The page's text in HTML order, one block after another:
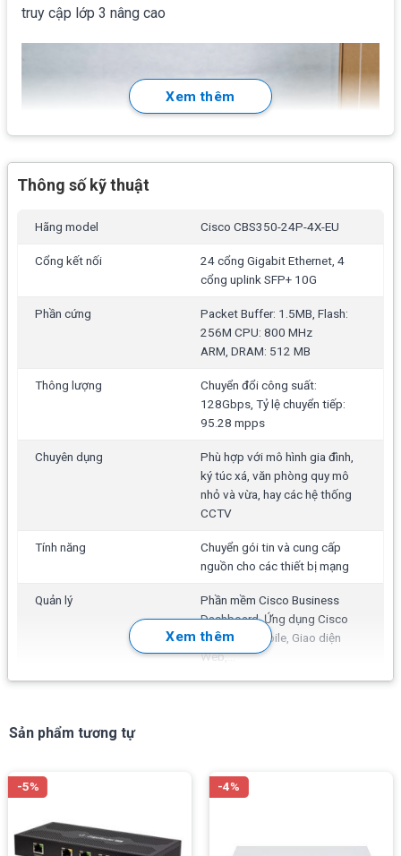
truy cập lớp 3 nâng cao
Hỗ trợ 24 cổng PoE Gigabit Ethernet, tổng công
4 cổng SFP+ 10G
Switching capacity:
Xem thêm
Thông số kỹ thuật
Hãng model Cisco CBS350-24P-4X-EU
Cổng kết nối
24 cổng Gigabit Ethernet, 4
cổng uplink SFP+ 10G
Phần cứng
Packet Buffer: 1.5MB, Flash:
256M CPU: 800 MHz
ARM, DRAM: 512 MB
Thông lượng
Chuyển đổi công suất:
128Gbps, Tỷ lệ chuyển tiếp:
95.28 mpps
Chuyên dụng
Phù hợp với mô hình gia đình,
ký túc xá, văn phòng quy mô
nhỏ và vừa, hay các hệ thống
CCTV
Tính năng
Chuyển gói tin và cung cấp
nguồn cho các thiết bị mạng
Quản lý
Phần mềm Cisco Business
Dashboard, Ứng dụng Cisco
Business mobile, Giao diện
Web,...
Bảo mật
ACLs Support for up to 512
Xem thêm
Sản phẩm tương tự
-5% -4%